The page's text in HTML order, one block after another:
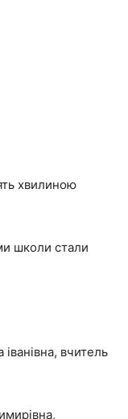
хвилиною
школи стали
вчитель